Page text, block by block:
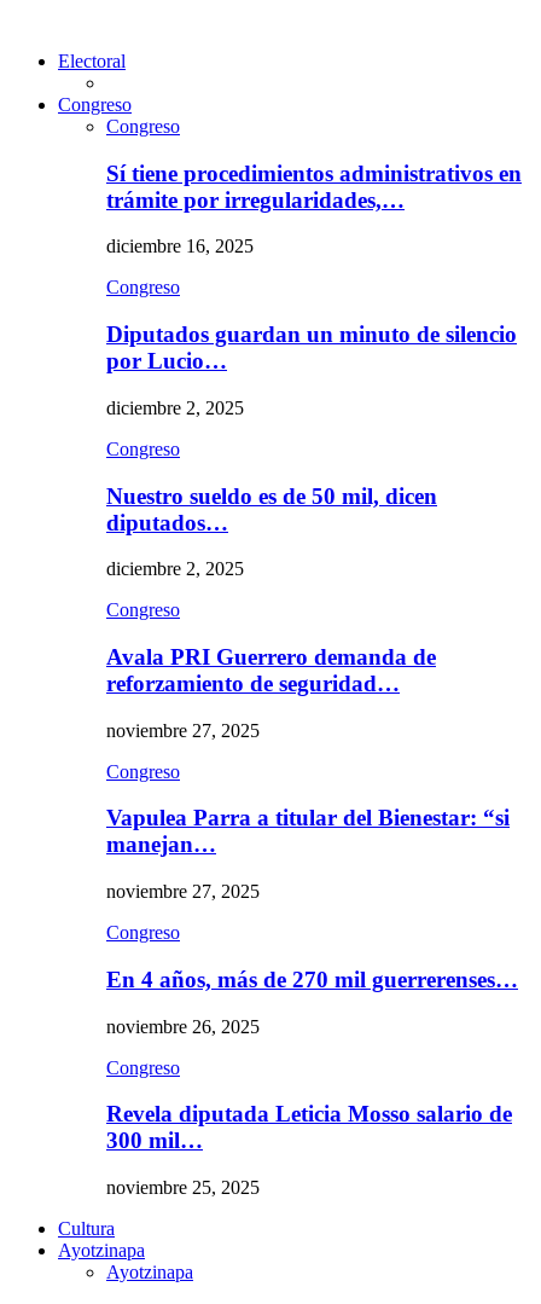
Electoral
Congreso
Congreso
Sí tiene procedimientos administrativos en
trámite por irregularidades,…
diciembre 16, 2025
Congreso
Diputados guardan un minuto de silencio
por Lucio…
diciembre 2, 2025
Congreso
Nuestro sueldo es de 50 mil, dicen
diputados…
diciembre 2, 2025
Congreso
Avala PRI Guerrero demanda de
reforzamiento de seguridad…
noviembre 27, 2025
Congreso
Vapulea Parra a titular del Bienestar: “si
manejan…
noviembre 27, 2025
Congreso
En 4 años, más de 270 mil guerrerenses…
noviembre 26, 2025
Congreso
Revela diputada Leticia Mosso salario de
300 mil…
noviembre 25, 2025
Cultura
Ayotzinapa
Ayotzinapa